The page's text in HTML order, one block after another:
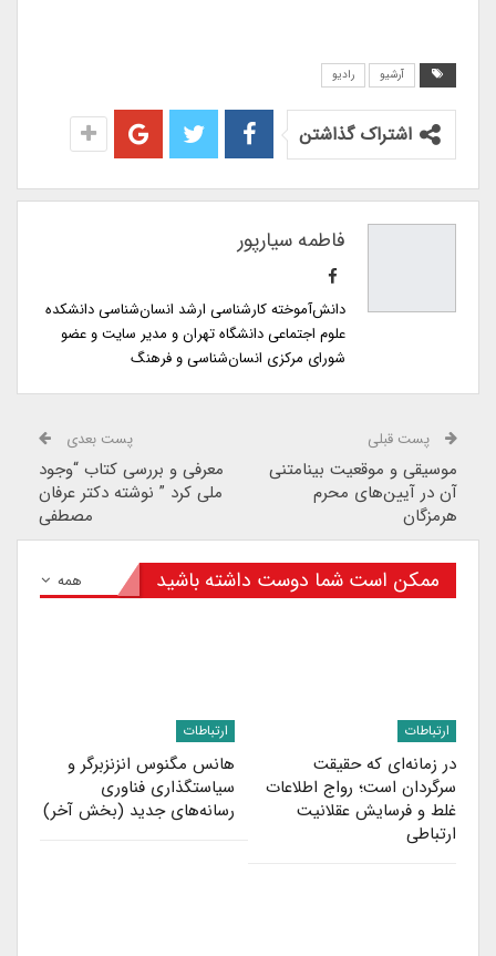
آرشیو رادیو
اشتراک گذاشتن
فاطمه سیارپور
دانش‌آموخته کارشناسی ارشد انسان‌شناسی دانشکده
علوم اجتماعی دانشگاه تهران و مدیر سایت و عضو
شورای مرکزی انسان‌شناسی و فرهنگ
پست قبلی
موسیقی و موقعیت بینامتنی
آن در آیین‌های محرم
هرمزگان
پست بعدی
معرفی و بررسی کتاب “وجود
ملی کرد ” نوشته دکتر عرفان
مصطفی
همه ممکن است شما دوست داشته باشید
ارتباطات
در زمانه‌ای که حقیقت
سرگردان است؛ رواج اطلاعات
غلط و فرسایش عقلانیت
ارتباطی
ارتباطات
هانس مگنوس انزنزبرگر و
سیاستگذاری فناوری
رسانه‌های جدید (بخش آخر)